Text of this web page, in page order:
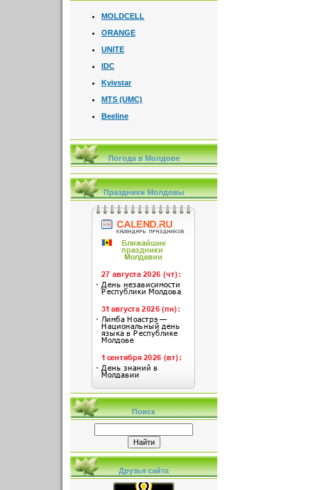
MOLDCELL
ORANGE
UNITE
IDC
Kyivstar
MTS (UMC)
Beeline
Погода в Молдове
Праздники Молдовы
Поиск
Друзья сайта